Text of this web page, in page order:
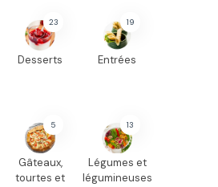
23
Desserts
19
Entrées
5
Gâteaux,
tourtes et
13
Légumes et
légumineuses